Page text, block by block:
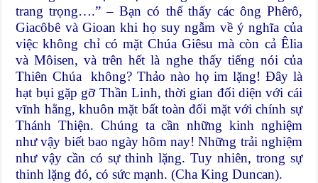
trang trọng….” – Bạn có thể thấy các ông Phêrô,
Giacôbê và Gioan khi họ suy ngẫm về ý nghĩa của
việc không chỉ có mặt Chúa Giêsu mà còn cả Êlia
và Môisen, và trên hết là nghe thấy tiếng nói của
Thiên Chúa không? Thảo nào họ im lặng! Đây là
hạt bụi gặp gỡ Thần Linh, thời gian đối diện với cái
vĩnh hằng, khuôn mặt bất toàn đối mặt với chính sự
Thánh Thiện. Chúng ta cần những kinh nghiệm
như vậy biết bao ngày hôm nay! Những trải nghiệm
như vậy cần có sự thinh lặng. Tuy nhiên, trong sự
thinh lặng đó, có sức mạnh. (Cha King Duncan).